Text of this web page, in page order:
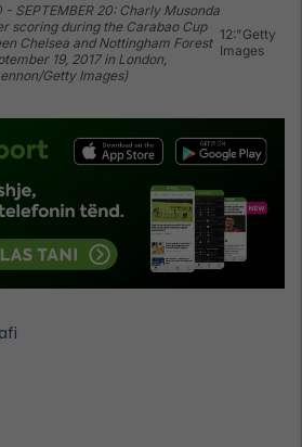
- SEPTEMBER 20: Charly Musonda
scoring during the Carabao Cup
Chelsea and Nottingham Forest
19, 2017 in London,
Getty Images)
12:"Getty
Images